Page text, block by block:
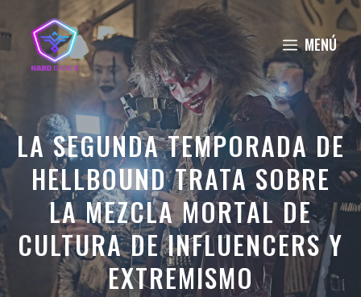
al
contenido
MENÚ
LA SEGUNDA TEMPORADA DE
HELLBOUND TRATA SOBRE
LA MEZCLA MORTAL DE
CULTURA DE INFLUENCERS Y
EXTREMISMO